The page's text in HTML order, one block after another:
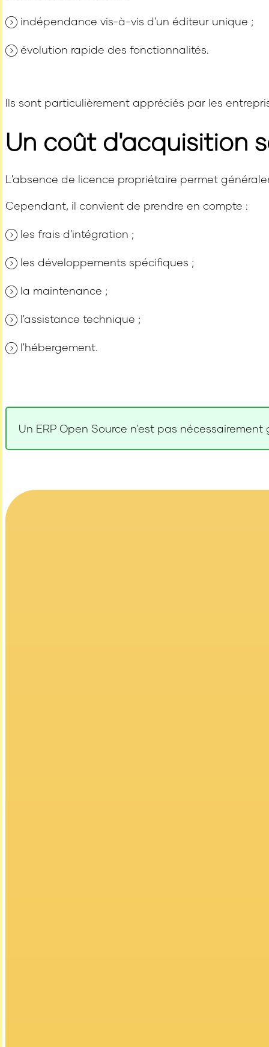
indépendance vis-à-vis d'un éditeur unique ;
évolution rapide des fonctionnalités.
Ils sont particulièrement appréciés par les
Un coût d'acquisition
L'absence de licence propriétaire permet
Cependant, il convient de prendre en compte :
les frais d'intégration ;
les développements spécifiques ;
la maintenance ;
l'assistance technique ;
l'hébergement.
Un ERP Open Source n'est pas